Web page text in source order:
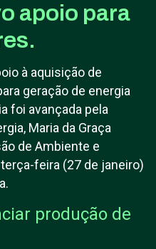
apoio para
à aquisição de
geração de energia
foi avançada pela
Maria da Graça
de Ambiente e
feira (27 de janeiro)
produção de